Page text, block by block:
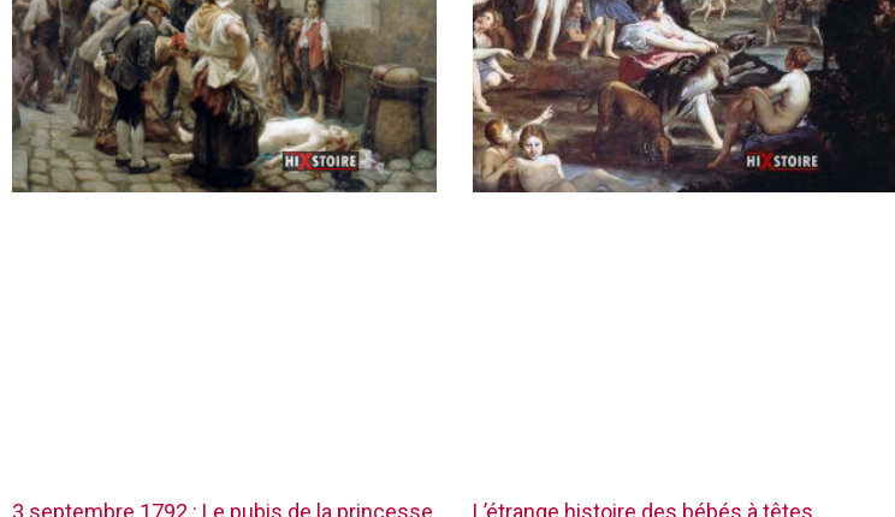
3 septembre 1792 : Le pubis de la princesse L’étrange histoire des bébés à têtes